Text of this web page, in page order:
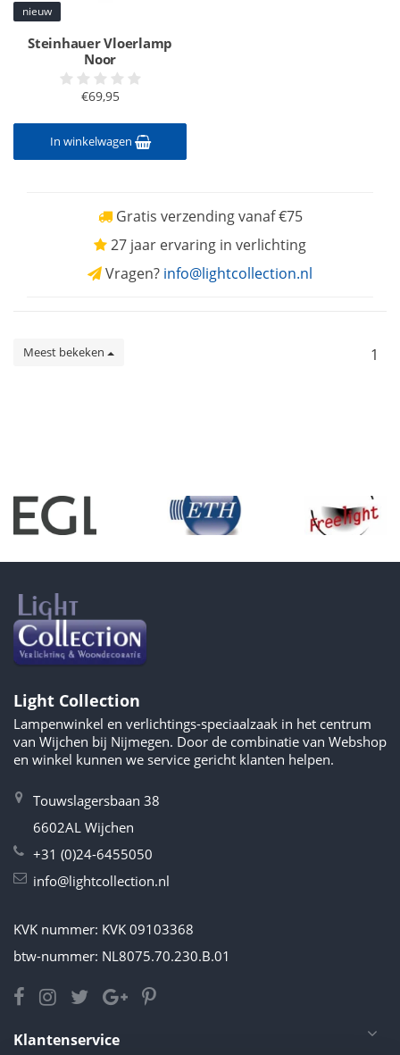
nieuw
Steinhauer Vloerlamp
Noor
€69,95
In winkelwagen
Gratis verzending vanaf €75
27 jaar ervaring in verlichting
Vragen? info@lightcollection.nl
Meest bekeken 1
Light Collection
Lampenwinkel en verlichtings-speciaalzaak in het centrum
van Wijchen bij Nijmegen. Door de combinatie van Webshop
en winkel kunnen we service gericht klanten helpen.
Touwslagersbaan 38
6602AL Wijchen
+31 (0)24-6455050
info@lightcollection.nl
KVK nummer: KVK 09103368
btw-nummer: NL8075.70.230.B.01
Klantenservice